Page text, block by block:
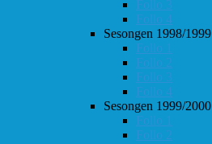
Follo 3
Follo 4
Sesongen 1998/1999
Follo 1
Follo 2
Follo 3
Follo 4
Sesongen 1999/2000
Follo 1
Follo 2